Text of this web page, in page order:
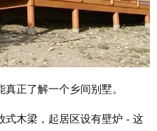
正了解一个乡间别墅。
式木梁，起居区设有壁炉 - 这